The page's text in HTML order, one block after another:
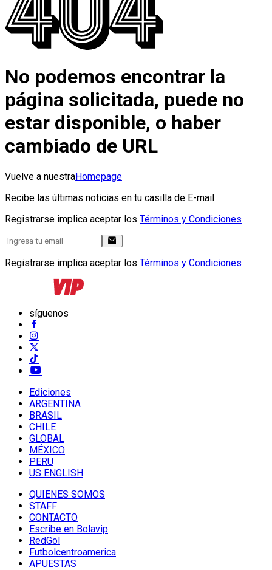
No podemos encontrar la
página solicitada, puede no
estar disponible, o haber
cambiado de URL
Vuelve a nuestraHomepage
Recibe las últimas noticias en tu casilla de E-mail
Registrarse implica aceptar los Términos y Condiciones
Registrarse implica aceptar los Términos y Condiciones
síguenos
Ediciones
ARGENTINA
BRASIL
CHILE
GLOBAL
MÉXICO
PERU
US ENGLISH
QUIENES SOMOS
STAFF
CONTACTO
Escribe en Bolavip
RedGol
Futbolcentroamerica
APUESTAS